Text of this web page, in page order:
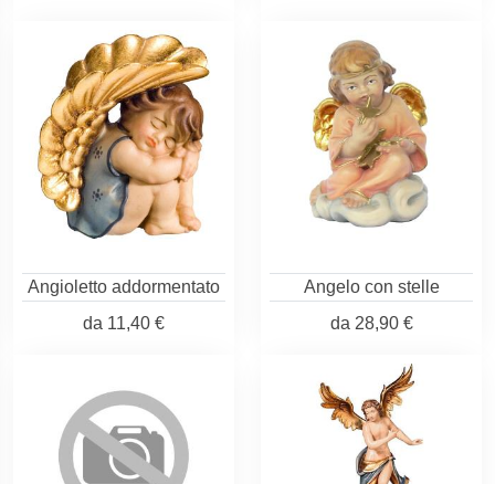
Angioletto addormentato
da 11,40 €
Angelo con stelle
da 28,90 €